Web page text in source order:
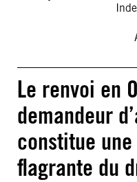
Le renvoi en
demandeur
constitue
flagrante du